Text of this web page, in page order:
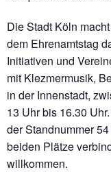
Die Stadt Köln
dem Ehrenamtstag
Initiativen und
mit Klezmermusik,
in der Innenstadt,
13 Uhr bis 16.30
der Standnummer
beiden Plätze
willkommen.